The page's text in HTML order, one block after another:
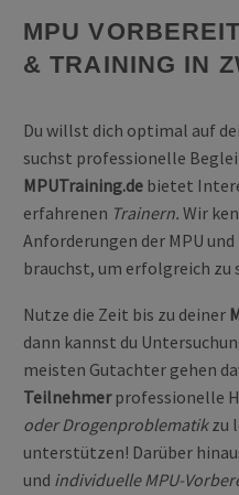
MPU
& TRAINING IN
Du willst dich optimal auf
suchst professionelle
MPUTraining.de bietet
erfahrenen Trainern. Wir
Anforderungen der MPU und
brauchst, um erfolgreich zu
Nutze die Zeit bis zu deiner
dann kannst du
meisten Gutachter gehen
Teilnehmerprofessionelle
oder Drogenproblematikzu
unterstützen! Darüber
und individuelle MPU-